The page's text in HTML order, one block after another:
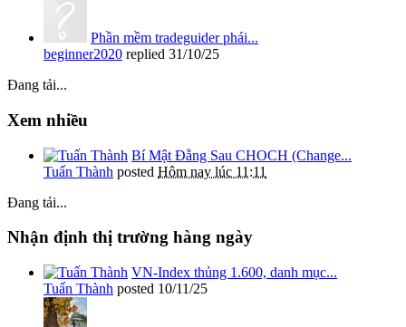
Phần mềm tradeguider phái...
beginner2020 replied 31/10/25
Đang tải...
Xem nhiều
Bí Mật Đằng Sau CHOCH (Change...
Tuấn Thành posted Hôm nay lúc 11:11
Đang tải...
Nhận định thị trường hàng ngày
VN-Index thủng 1.600, danh mục...
Tuấn Thành posted 10/11/25